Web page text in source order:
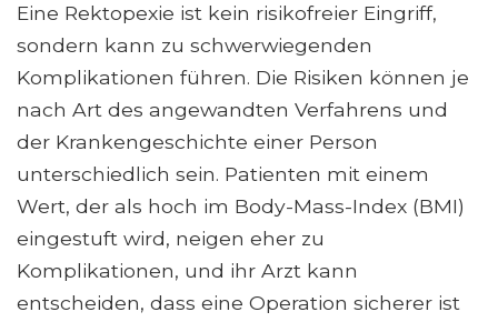
Eine Rektopexie ist kein risikofreier Eingriff,
sondern kann zu schwerwiegenden
Komplikationen führen. Die Risiken können je
nach Art des angewandten Verfahrens und
der Krankengeschichte einer Person
unterschiedlich sein. Patienten mit einem
Wert, der als hoch im Body-Mass-Index (BMI)
eingestuft wird, neigen eher zu
Komplikationen, und ihr Arzt kann
entscheiden, dass eine Operation sicherer ist